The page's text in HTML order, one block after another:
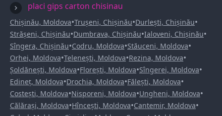
placi gips carton chisinau
Chișinău, Moldova•Trușeni, Chișinău•Durlești, Chișinău•
Strășeni, Chișinău•Dumbrava, Chișinău•Ialoveni, Chișinău•
Sîngera, Chișinău•Codru, Moldova•Stăuceni, Moldova•
Orhei, Moldova•Telenești, Moldova•Rezina, Moldova•
Șoldănești, Moldova•Florești, Moldova•Sîngerei, Moldova•
Edineț, Moldova•Drochia, Moldova•Fălești, Moldova•
Costești, Moldova•Nisporeni, Moldova•Ungheni, Moldova•
Călărași, Moldova•Hîncești, Moldova•Cantemir, Moldova•